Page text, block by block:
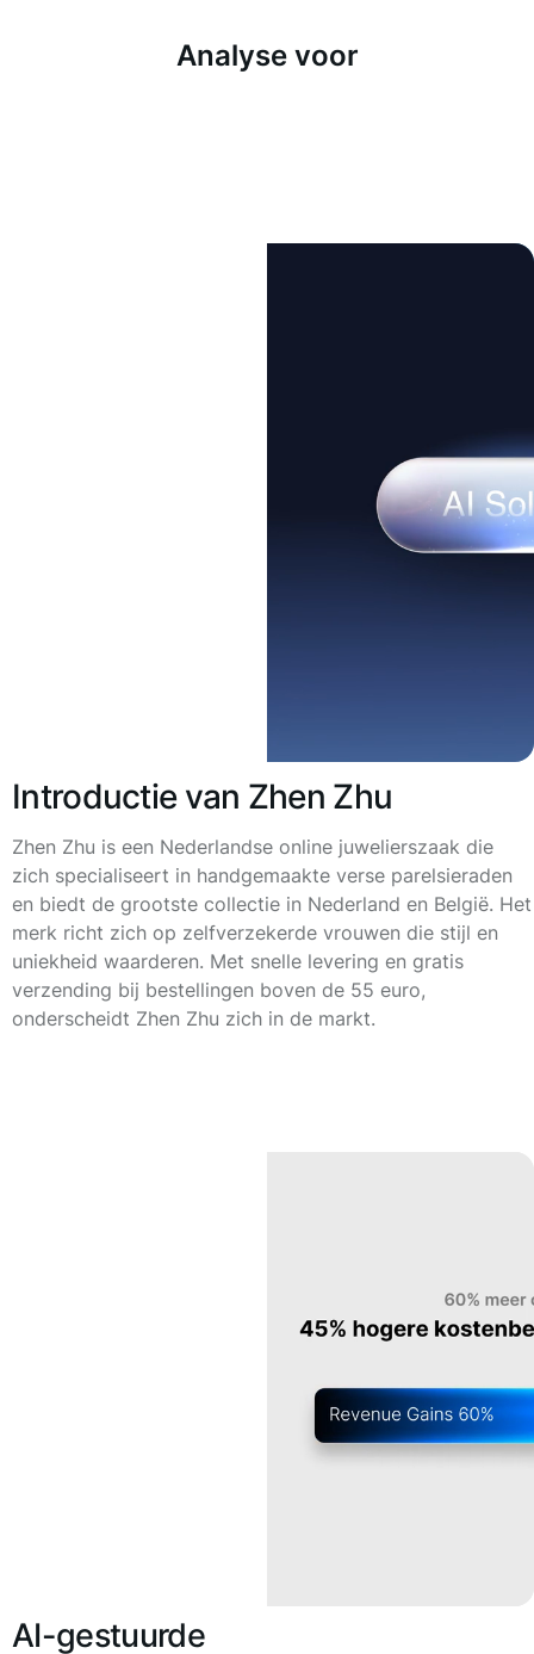
Analyse voor
Introductie van Zhen Zhu
Zhen Zhu is een Nederlandse online juwelierszaak die
zich specialiseert in handgemaakte verse parelsieraden
en biedt de grootste collectie in Nederland en België. Het
merk richt zich op zelfverzekerde vrouwen die stijl en
uniekheid waarderen. Met snelle levering en gratis
verzending bij bestellingen boven de 55 euro,
onderscheidt Zhen Zhu zich in de markt.
AI-gestuurde